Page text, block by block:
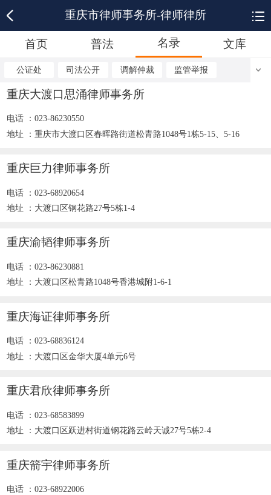
重庆市律师事务所-律师律所
首页 普法 名录 文库
公证处 司法公开 调解仲裁 监管举报
重庆大渡口思涌律师事务所
电话 ：023-86230550
地址 ：重庆市大渡口区春晖路街道松青路1048号1栋5-15、5-16
重庆巨力律师事务所
电话 ：023-68920654
地址 ：大渡口区钢花路27号5栋1-4
重庆渝韬律师事务所
电话 ：023-86230881
地址 ：大渡口区松青路1048号香港城附1-6-1
重庆海证律师事务所
电话 ：023-68836124
地址 ：大渡口区金华大厦4单元6号
重庆君欣律师事务所
电话 ：023-68583899
地址 ：大渡口区跃进村街道钢花路云岭天诚27号5栋2-4
重庆箭宇律师事务所
电话 ：023-68922006